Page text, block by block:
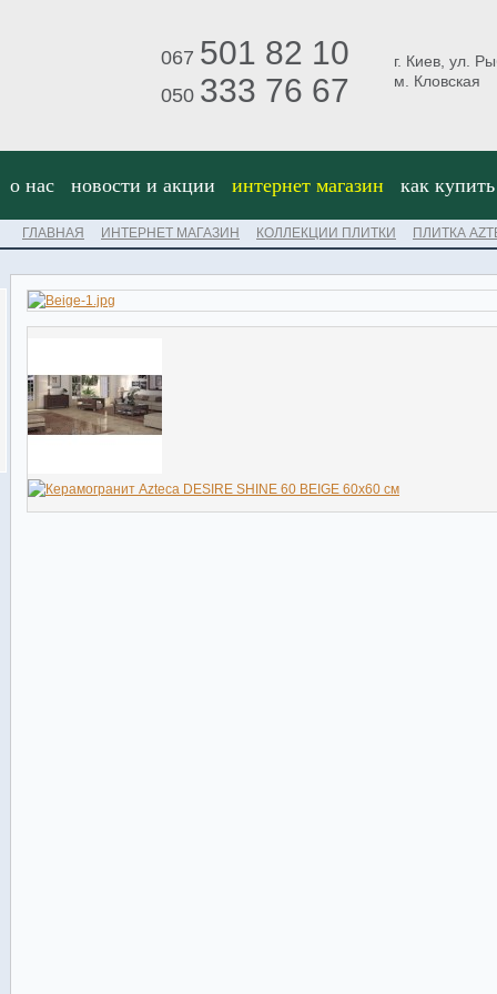
067 501 82 10
050 333 76 67
г. Киев, ул.
м. Кловская
о нас новости и акции интернет магазин как купить
ГЛАВНАЯ ИНТЕРНЕТ МАГАЗИН КОЛЛЕКЦИИ ПЛИТКИ ПЛИТКА